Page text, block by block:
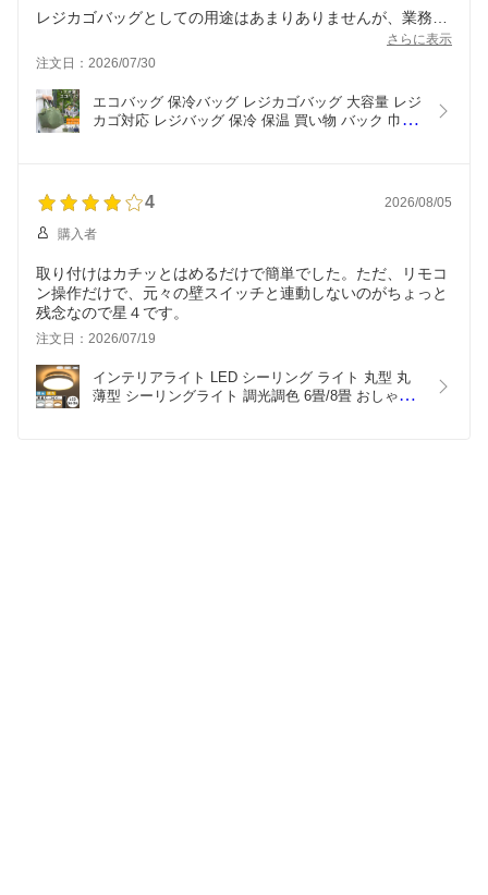
レジカゴバッグとしての用途はあまりありませんが、業務系
ストアの大容量パックをよく購入するので、今までのレジ袋
だと傾けたり立てたりしないと収まらなかったのがすっぽり
んが、ホックがついていてミニトートぐらいのサイズにはな
ります
えれば済む話
今まで使っていたのが百均の保冷バックだったせいかもしれ
ませんが、保冷のアルミ部分も厚手で炎天下でもしっかり底
さらに表示
注文日：2026/07/30
エコバッグ 保冷バッグ レジカゴバッグ 大容量 レジ
カゴ対応 レジバッグ 保冷 保温 買い物 バック 巾着
4 2026/08/05
購入者
取り付けはカチッとはめるだけで簡単でした。ただ、リモコ
ン操作だけで、元々の壁スイッチと連動しないのがちょっと
残念なので星４です。
注文日：2026/07/19
インテリアライト LED シーリング ライト 丸型 丸
薄型 シーリングライト 調光調色 6畳/8畳 おしゃれ